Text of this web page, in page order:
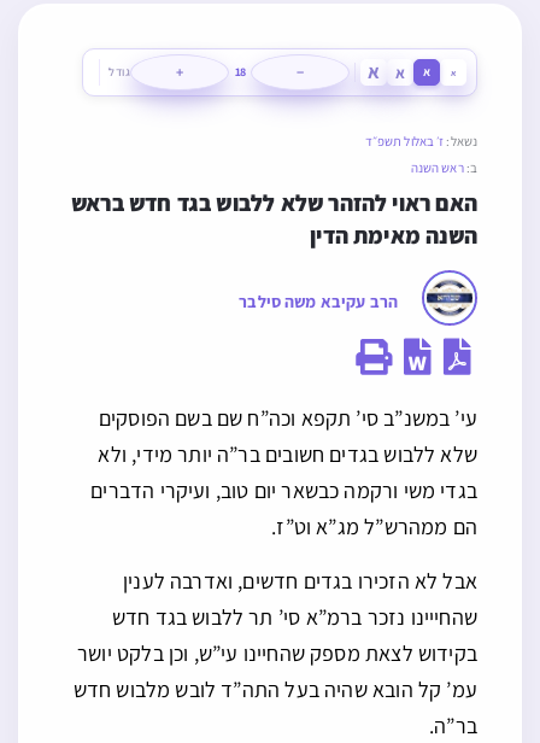
א א א א −
18
+ גודל
נשאל: ז׳ באלול תשפ״ד
ב:ראש השנה
השנה מאימת הדין
הרב עקיבא משה סילבר
עי’ במשנ”ב סי’ תקפא וכה”ח שם בשם הפוסקים
שלא ללבוש בגדים חשובים בר”ה יותר מידי, ולא
בגדי משי ורקמה כבשאר יום טוב, ועיקרי הדברים
הם ממהרש”ל מג”א וט”ז.
אבל לא הזכירו בגדים חדשים, ואדרבה לענין
שהחייינו נזכר ברמ”א סי’ תר ללבוש בגד חדש
בקידוש לצאת מספק שהחיינו עי”ש, וכן בלקט יושר
עמ’ קל הובא שהיה בעל התה”ד לובש מלבוש חדש
בר”ה.